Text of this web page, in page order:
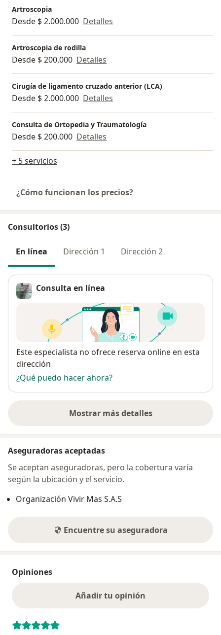
Artroscopia
Desde $ 2.000.000 Detalles
Artroscopia de rodilla
Desde $ 200.000 Detalles
Cirugía de ligamento cruzado anterior (LCA)
Desde $ 2.000.000 Detalles
Consulta de Ortopedia y Traumatología
Desde $ 200.000 Detalles
+ 5 servicios
¿Cómo funcionan los precios?
Consultorios (3)
En línea Dirección 1 Dirección 2
Consulta en línea
Disponibilidad
Este especialista no ofrece reserva online en esta
dirección
¿Qué puedo hacer ahora?
Mostrar más detalles
sobre la dirección
Aseguradoras aceptadas
Se aceptan aseguradoras, pero la cobertura varía
según la ubicación y el servicio.
Organización Vivir Mas S.A.S
Encuentre su aseguradora
Opiniones
Añadir tu opinión